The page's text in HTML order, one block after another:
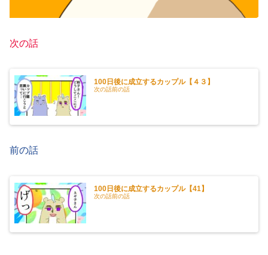
次の話
100日後に成立するカップル【４３】
次の話前の話
前の話
100日後に成立するカップル【41】
次の話前の話